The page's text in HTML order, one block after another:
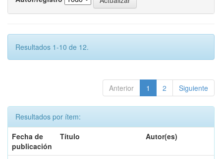
Resultados 1-10 de 12.
Anterior 1 2 Siguiente
Resultados por ítem:
Fecha de
publicación
Título Autor(es)